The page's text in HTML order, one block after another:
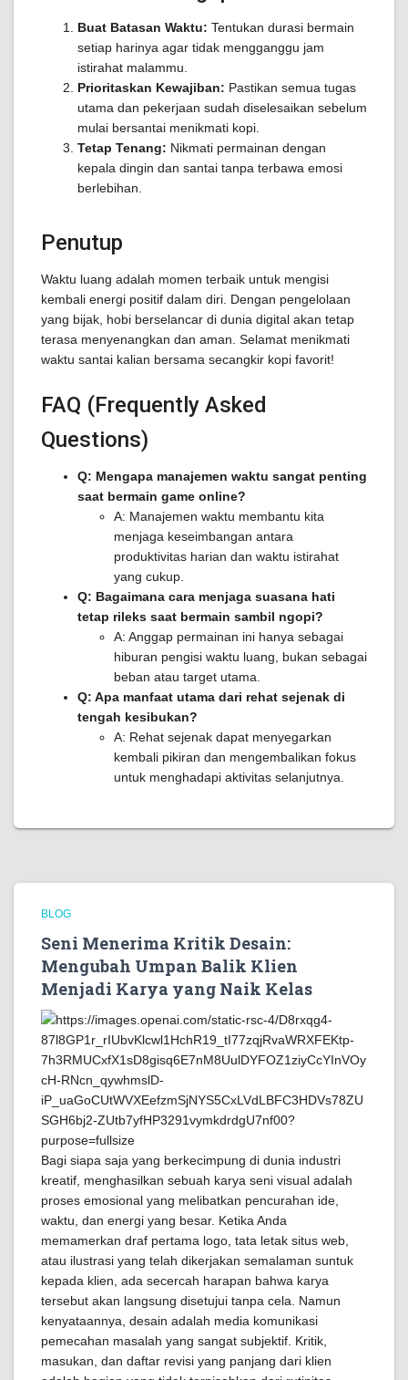
Buat Batasan Waktu: Tentukan durasi bermain
setiap harinya agar tidak mengganggu jam
istirahat malammu.
Prioritaskan Kewajiban: Pastikan semua tugas
utama dan pekerjaan sudah diselesaikan sebelum
mulai bersantai menikmati kopi.
Tetap Tenang: Nikmati permainan dengan
kepala dingin dan santai tanpa terbawa emosi
berlebihan.
Penutup
Waktu luang adalah momen terbaik untuk mengisi
kembali energi positif dalam diri. Dengan pengelolaan
yang bijak, hobi berselancar di dunia digital akan tetap
terasa menyenangkan dan aman. Selamat menikmati
waktu santai kalian bersama secangkir kopi favorit!
FAQ (Frequently Asked
Questions)
Q: Mengapa manajemen waktu sangat penting
saat bermain game online?
A: Manajemen waktu membantu kita
menjaga keseimbangan antara
produktivitas harian dan waktu istirahat
yang cukup.
Q: Bagaimana cara menjaga suasana hati
tetap rileks saat bermain sambil ngopi?
A: Anggap permainan ini hanya sebagai
hiburan pengisi waktu luang, bukan sebagai
beban atau target utama.
Q: Apa manfaat utama dari rehat sejenak di
tengah kesibukan?
A: Rehat sejenak dapat menyegarkan
kembali pikiran dan mengembalikan fokus
untuk menghadapi aktivitas selanjutnya.
BLOG
Seni Menerima Kritik Desain:
Mengubah Umpan Balik Klien
Menjadi Karya yang Naik Kelas
Bagi siapa saja yang berkecimpung di dunia industri
kreatif, menghasilkan sebuah karya seni visual adalah
proses emosional yang melibatkan pencurahan ide,
waktu, dan energi yang besar. Ketika Anda
memamerkan draf pertama logo, tata letak situs web,
atau ilustrasi yang telah dikerjakan semalaman suntuk
kepada klien, ada secercah harapan bahwa karya
tersebut akan langsung disetujui tanpa cela. Namun
kenyataannya, desain adalah media komunikasi
pemecahan masalah yang sangat subjektif. Kritik,
masukan, dan daftar revisi yang panjang dari klien